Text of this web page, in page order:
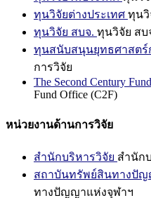
ทุนวิจัยต่างประเทศ ทุนวิ
ทุนวิจัย สบจ. ทุนวิจัย สบ
ทุนสนับสนุนยุทธศาสตร์
การวิจัย
The Second Century
Fund Office (C2F)
หน่วยงานด้านการวิจัย
สำนักบริหารวิจัย สำนัก
สถาบันทรัพย์สินทางปัญ
ทางปัญญาแห่งจุฬาฯ